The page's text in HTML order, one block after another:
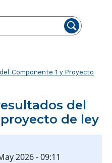
Componente 1 y Proyecto
del
de ley
2026 - 09:11